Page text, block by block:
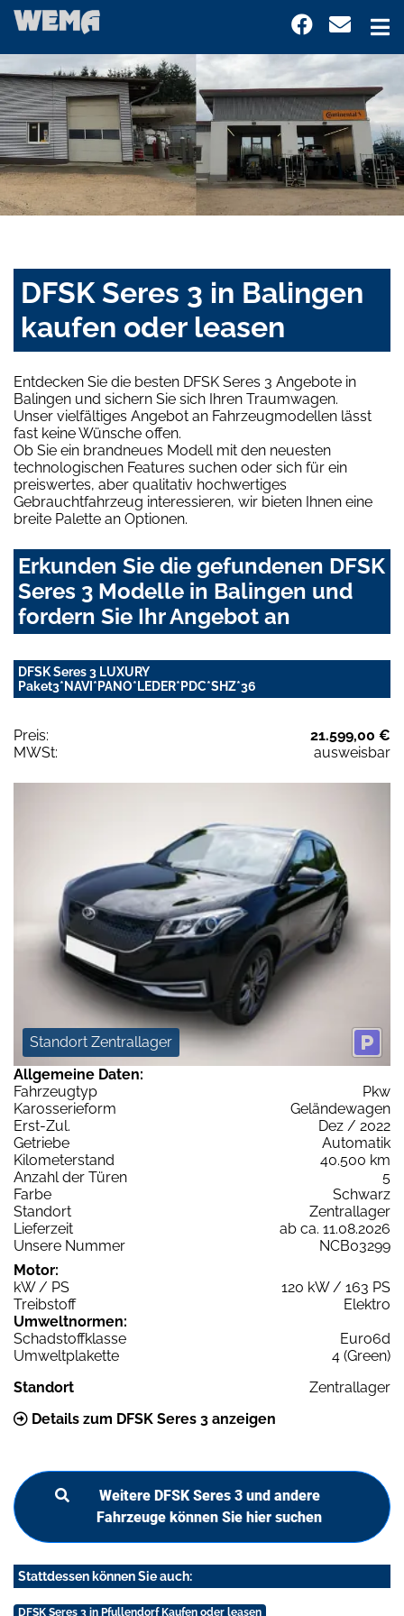
DFSK Seres 3 in Balingen
kaufen oder leasen
Entdecken Sie die besten DFSK Seres 3 Angebote in
Balingen und sichern Sie sich Ihren Traumwagen.
Unser vielfältiges Angebot an Fahrzeugmodellen lässt
fast keine Wünsche offen.
Ob Sie ein brandneues Modell mit den neuesten
technologischen Features suchen oder sich für ein
preiswertes, aber qualitativ hochwertiges
Gebrauchtfahrzeug interessieren, wir bieten Ihnen eine
breite Palette an Optionen.
Erkunden Sie die gefundenen DFSK
Seres 3 Modelle in Balingen und
fordern Sie Ihr Angebot an
DFSK Seres 3 LUXURY
Paket3*NAVI*PANO*LEDER*PDC*SHZ*36
Preis:
21.599,00 €
MWSt:
ausweisbar
Standort Zentrallager
Allgemeine Daten:
Fahrzeugtyp
Pkw
Karosserieform
Geländewagen
Erst-Zul.
Dez / 2022
Getriebe
Automatik
Kilometerstand
40.500 km
Anzahl der Türen
5
Farbe
Schwarz
Standort
Zentrallager
Lieferzeit
ab ca. 11.08.2026
Unsere Nummer
NCB03299
Motor:
kW / PS
120 kW / 163 PS
Treibstoff
Elektro
Umweltnormen:
Schadstoffklasse
Euro6d
Umweltplakette
4 (Green)
Standort
Zentrallager
Details zum DFSK Seres 3 anzeigen
Weitere DFSK Seres 3 und andere
Fahrzeuge können Sie hier suchen
Stattdessen können Sie auch:
DFSK Seres 3 in Pfullendorf Kaufen oder leasen